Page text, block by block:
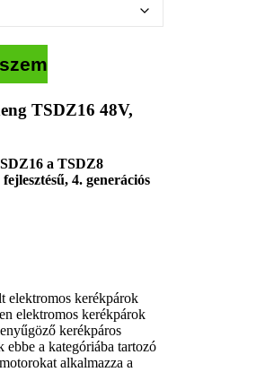
TSDZ16 48V,
a TSDZ8
4. generációs
elektromos kerékpárok
elektromos kerékpárok
kerékpáros
a kategóriába tartozó
alkalmazza a